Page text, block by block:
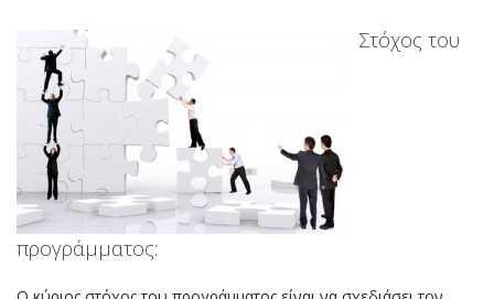
Στόχος του
προγράμματος: